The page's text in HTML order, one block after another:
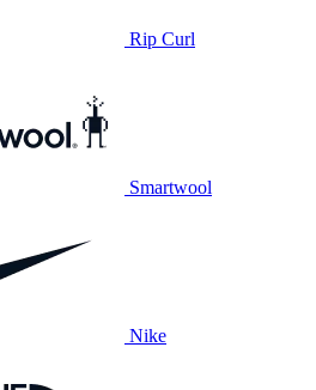
Rip Curl
Smartwool
Nike